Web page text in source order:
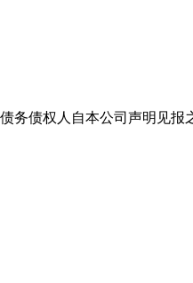
债权人自本公司声明见报